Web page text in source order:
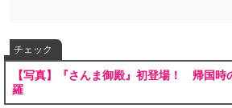
チェック
【写真】『さんま御殿』初登場！ 帰国時
羅